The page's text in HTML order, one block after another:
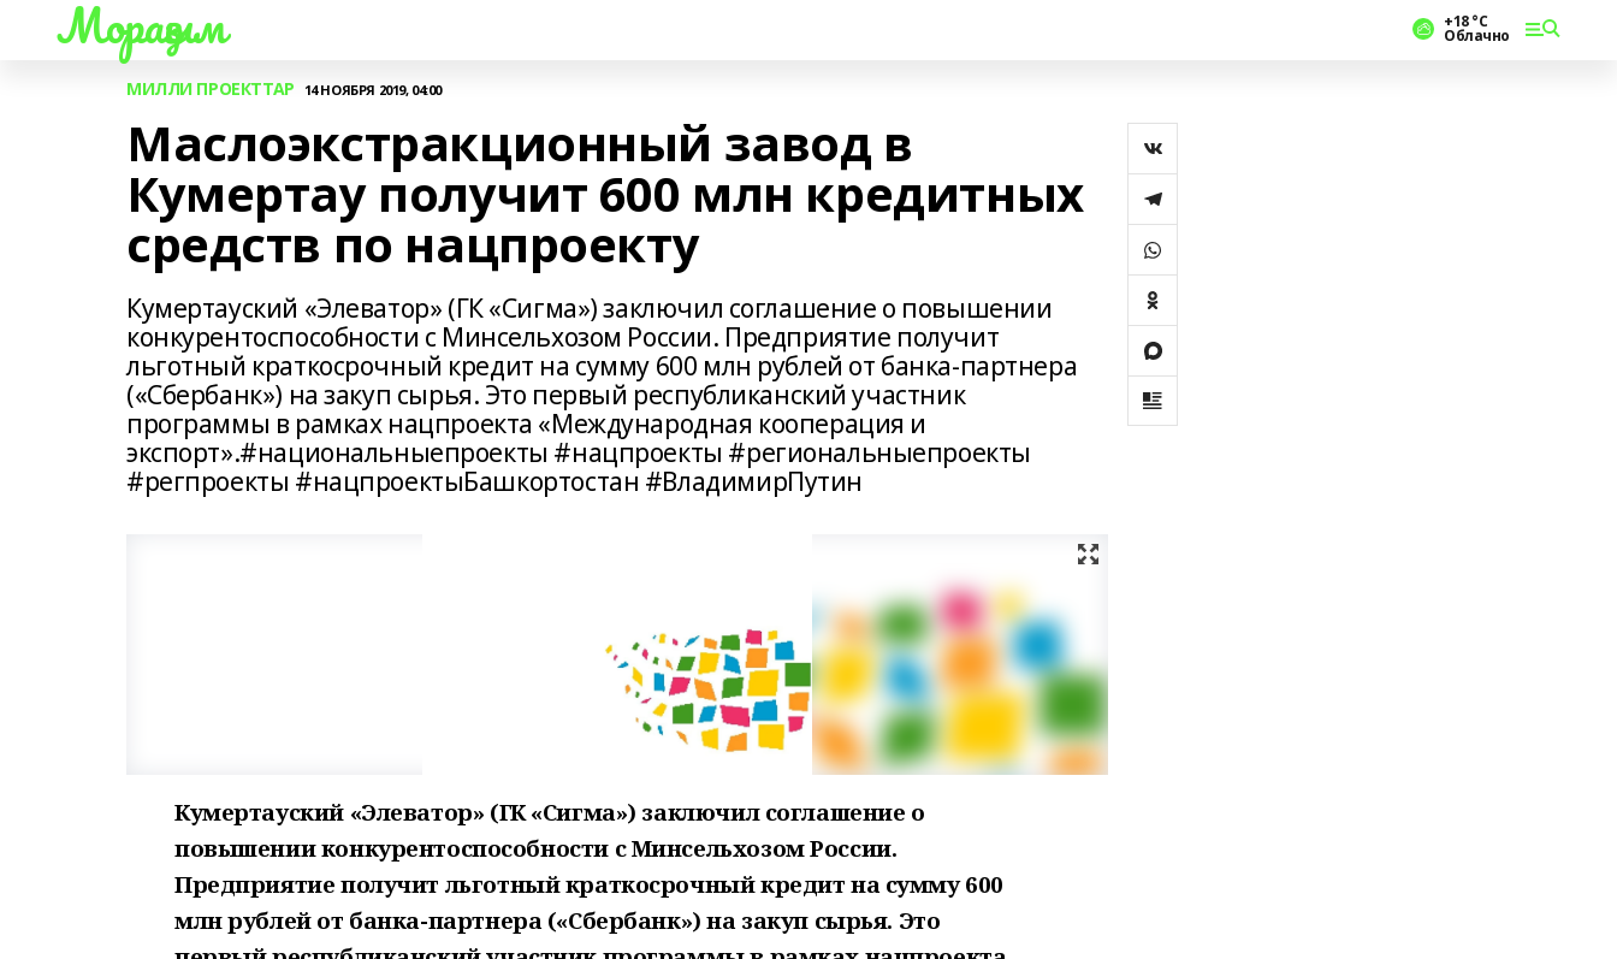
Мораҙым +18 °С
Облачно
МИЛЛИ ПРОЕКТТАР 14 НОЯБРЯ 2019, 04:00
Маслоэкстракционный завод в
Кумертау получит 600 млн кредитных
средств по нацпроекту
Кумертауский «Элеватор» (ГК «Сигма») заключил соглашение о повышении
конкурентоспособности с Минсельхозом России. Предприятие получит
льготный краткосрочный кредит на сумму 600 млн рублей от банка-партнера
(«Сбербанк») на закуп сырья. Это первый республиканский участник
программы в рамках нацпроекта «Международная кооперация и
экспорт».#национальныепроекты #нацпроекты #региональныепроекты
#регпроекты #нацпроектыБашкортостан #ВладимирПутин
Кумертауский «Элеватор» (ГК «Сигма») заключил соглашение о
повышении конкурентоспособности с Минсельхозом России.
Предприятие получит льготный краткосрочный кредит на сумму 600
млн рублей от банка-партнера («Сбербанк») на закуп сырья. Это